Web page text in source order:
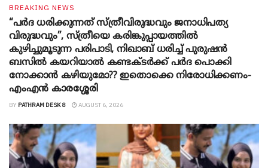
BREAKING NEWS
“പർദ ധരിക്കുന്നത് സ്ത്രീവിരുദ്ധവും ജനാധിപത്യ
വിരുദ്ധവും”, സ്ത്രീയെ കരിങ്കുപ്പായത്തിൽ
കുഴിച്ചുമൂടുന്ന പരിപാടി, നിഖാബ് ധരിച്ച് പുരുഷൻ
ബസിൽ കയറിയാൽ കണ്ടക്ടർക്ക് പർദ പൊക്കി
നോക്കാന്‍ കഴിയുമോ?? ഇതൊക്കെ നിരോധിക്കണം-
എംഎന്‍ കാരശ്ശേരി
BY PATHRAM DESK 8 AUGUST 6, 2026